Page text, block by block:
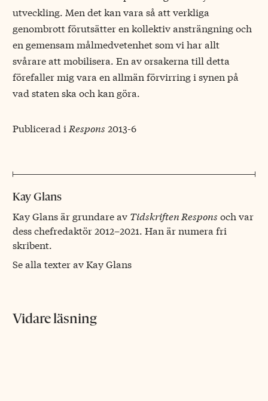
utveckling. Men det kan vara så att verkliga
genombrott förutsätter en kollektiv ansträngning och
en gemensam målmedvetenhet som vi har allt
svårare att mobilisera. En av orsakerna till detta
förefaller mig vara en allmän förvirring i synen på
vad staten ska och kan göra.
Publicerad i Respons 2013-6
Kay Glans
Kay Glans är grundare av Tidskriften Respons och var
dess chefredaktör 2012–2021. Han är numera fri
skribent.
Se alla texter av Kay Glans
Vidare läsning